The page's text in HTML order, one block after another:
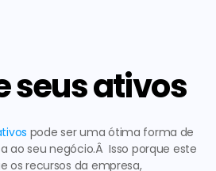
seus ativos
pode ser uma ótima forma de
ao seu negócio.Â  Isso porque este
os recursos da empresa,